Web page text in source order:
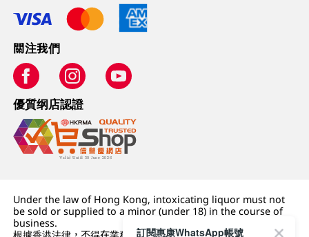
關注我們
優質纲店認證
Under the law of Hong Kong, intoxicating liquor must not
be sold or supplied to a minor (under 18) in the course of
business.
根據香港法律，不得在業務過程中，向未成年人 (18 歲以下人士)
訂閱惠康WhatsApp帳號